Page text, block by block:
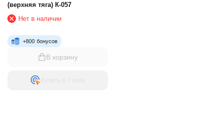
(верхняя тяга) К-057
Нет в наличии
+800 бонусов
В корзину
Купить в 1 клик